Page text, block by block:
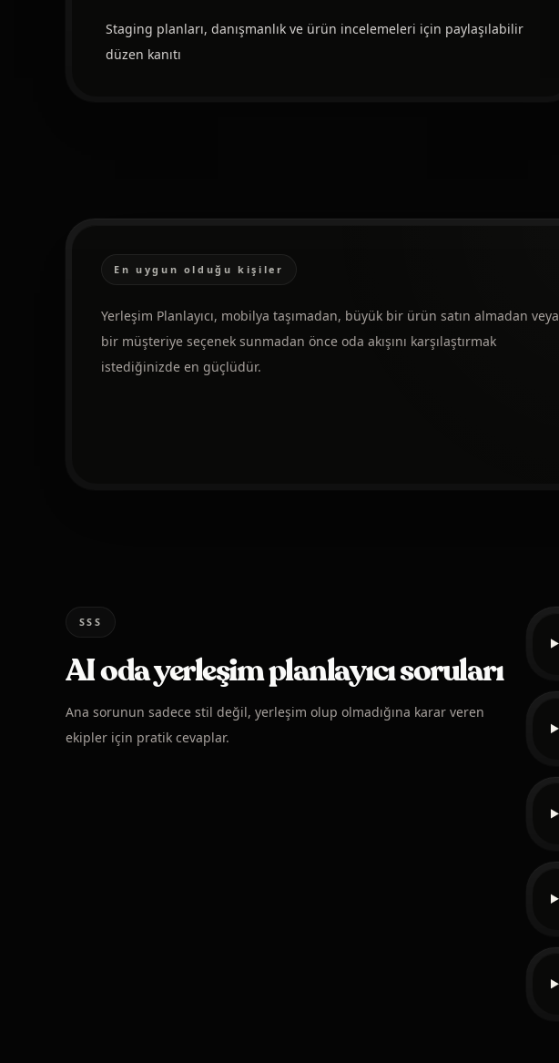
Staging planları, danışmanlık ve ürün incelemeleri için paylaşılabilir
düzen kanıtı
En uygun olduğu kişiler
Yerleşim Planlayıcı, mobilya taşımadan, büyük bir ürün satın almadan veya
bir müşteriye seçenek sunmadan önce oda akışını karşılaştırmak
istediğinizde en güçlüdür.
SSS
AI oda yerleşim planlayıcı soruları
Ana sorunun sadece stil değil, yerleşim olup olmadığına karar veren
ekipler için pratik cevaplar.